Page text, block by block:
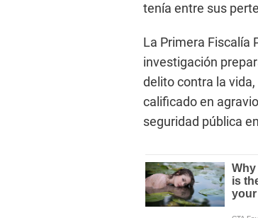
tenía entre sus
La Primera Fiscalía
investigación
delito contra la
calificado en
seguridad pública